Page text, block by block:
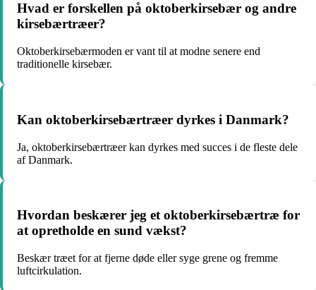
Hvad er forskellen på oktoberkirsebær og andre
kirsebærtræer?
Oktoberkirsebærmoden er vant til at modne senere end
traditionelle kirsebær.
Kan oktoberkirsebærtræer dyrkes i Danmark?
Ja, oktoberkirsebærtræer kan dyrkes med succes i de fleste dele
af Danmark.
Hvordan beskærer jeg et oktoberkirsebærtræ for
at opretholde en sund vækst?
Beskær træet for at fjerne døde eller syge grene og fremme
luftcirkulation.